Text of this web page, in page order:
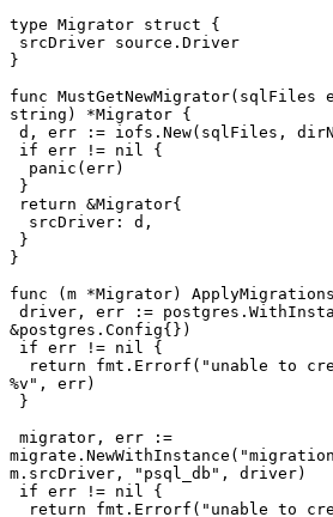
type Migrator struct {
srcDriver source.Driver
}
func MustGetNewMigrator(sqlFiles
string) *Migrator {
d, err := iofs.New(sqlFiles,
if err != nil {
  panic(err)
}
return &Migrator{
  srcDriver: d,
}
}
func (m *Migrator)
&postgres.Config{})
if err != nil {
%v", err)
}
m.srcDriver, "psql_db", driver)
if err != nil {